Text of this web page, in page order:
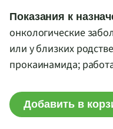
Показания к
онкологические
или у близких
прокаинамида;
Добавить в